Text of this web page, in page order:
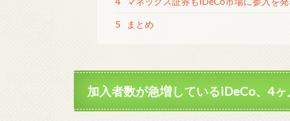
5 まとめ
加入者数が急増しているiDeCo、4